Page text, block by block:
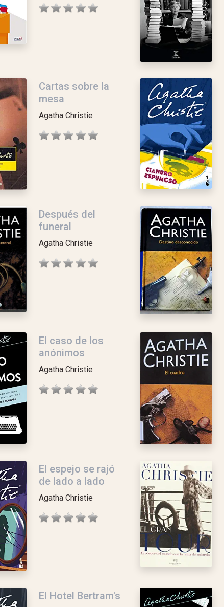
Cartas sobre la
mesa
Agatha Christie
Después del
funeral
Agatha Christie
El caso de los
anónimos
Agatha Christie
El espejo se rajó
de lado a lado
Agatha Christie
El Hotel Bertram's